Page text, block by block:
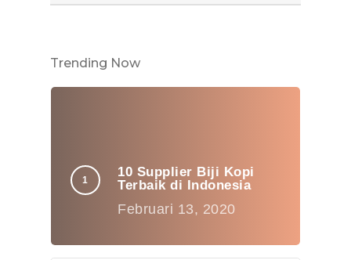
Trending Now
10 Supplier Biji Kopi
Terbaik di Indonesia
Februari 13, 2020